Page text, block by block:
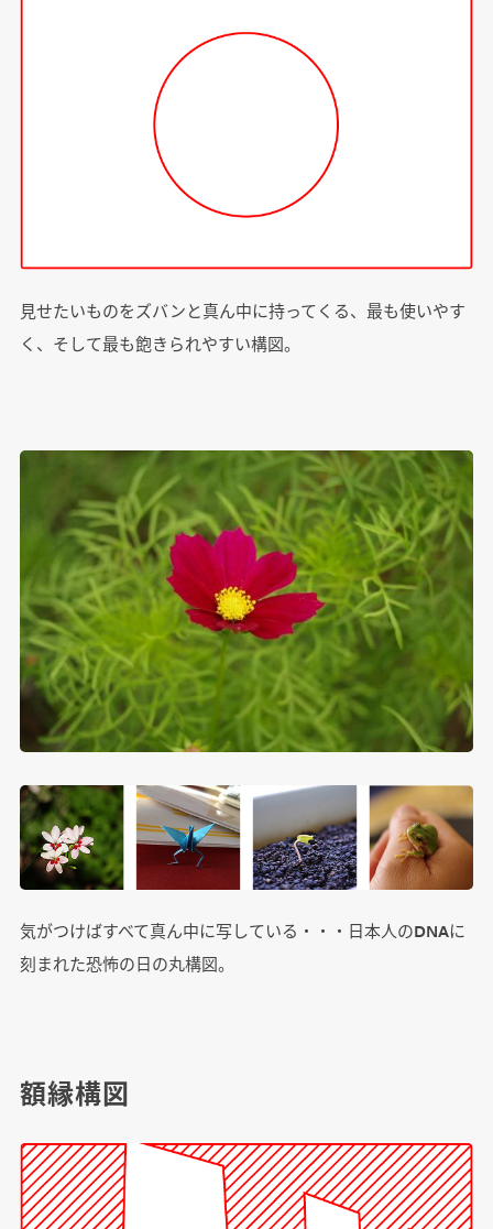
見せたいものをズバンと真ん中に持ってくる、最も使いやす
く、そして最も飽きられやすい構図。
気がつけばすべて真ん中に写している・・・日本人のDNAに
刻まれた恐怖の日の丸構図。
額縁構図